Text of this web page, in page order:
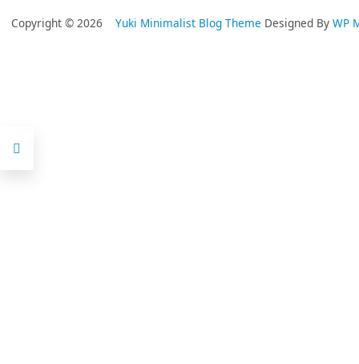
Copyright © 2026 Yuki Minimalist Blog Theme Designed By WP